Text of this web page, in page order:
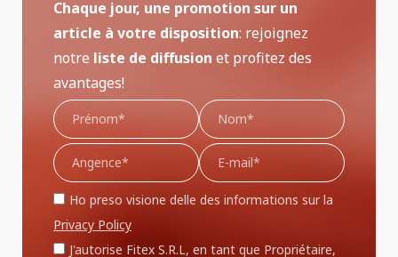
Chaque jour, une promotion sur un
article à votre disposition: rejoignez
notre liste de diffusion et profitez des
avantages!
Ho preso visione delle des informations sur la
Privacy Policy
J'autorise Fitex S.R.L, en tant que Propriétaire,